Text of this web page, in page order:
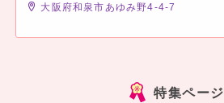
大阪府和泉市あゆみ野4-4-7
特集ページ